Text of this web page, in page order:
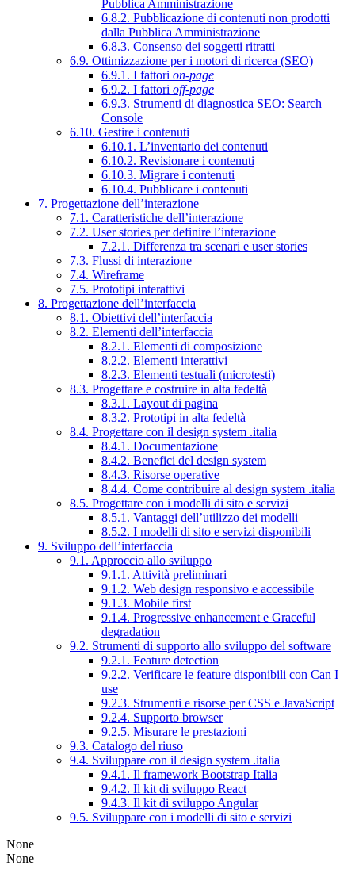
Pubblica Amministrazione
6.8.2. Pubblicazione di contenuti non prodotti
dalla Pubblica Amministrazione
6.8.3. Consenso dei soggetti ritratti
6.9. Ottimizzazione per i motori di ricerca (SEO)
6.9.1. I fattori on-page
6.9.2. I fattori off-page
6.9.3. Strumenti di diagnostica SEO: Search
Console
6.10. Gestire i contenuti
6.10.1. L’inventario dei contenuti
6.10.2. Revisionare i contenuti
6.10.3. Migrare i contenuti
6.10.4. Pubblicare i contenuti
7. Progettazione dell’interazione
7.1. Caratteristiche dell’interazione
7.2. User stories per definire l’interazione
7.2.1. Differenza tra scenari e user stories
7.3. Flussi di interazione
7.4. Wireframe
7.5. Prototipi interattivi
8. Progettazione dell’interfaccia
8.1. Obiettivi dell’interfaccia
8.2. Elementi dell’interfaccia
8.2.1. Elementi di composizione
8.2.2. Elementi interattivi
8.2.3. Elementi testuali (microtesti)
8.3. Progettare e costruire in alta fedeltà
8.3.1. Layout di pagina
8.3.2. Prototipi in alta fedeltà
8.4. Progettare con il design system .italia
8.4.1. Documentazione
8.4.2. Benefici del design system
8.4.3. Risorse operative
8.4.4. Come contribuire al design system .italia
8.5. Progettare con i modelli di sito e servizi
8.5.1. Vantaggi dell’utilizzo dei modelli
8.5.2. I modelli di sito e servizi disponibili
9. Sviluppo dell’interfaccia
9.1. Approccio allo sviluppo
9.1.1. Attività preliminari
9.1.2. Web design responsivo e accessibile
9.1.3. Mobile first
9.1.4. Progressive enhancement e Graceful
degradation
9.2. Strumenti di supporto allo sviluppo del software
9.2.1. Feature detection
9.2.2. Verificare le feature disponibili con Can I
use
9.2.3. Strumenti e risorse per CSS e JavaScript
9.2.4. Supporto browser
9.2.5. Misurare le prestazioni
9.3. Catalogo del riuso
9.4. Sviluppare con il design system .italia
9.4.1. Il framework Bootstrap Italia
9.4.2. Il kit di sviluppo React
9.4.3. Il kit di sviluppo Angular
9.5. Sviluppare con i modelli di sito e servizi
None
None